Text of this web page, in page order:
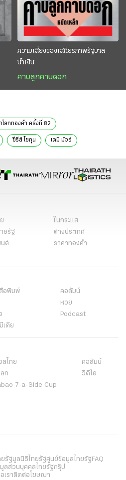
ความเสี่ยงของเสถียรภาพรัฐบาล
น้ำเงิน
คาบลูกคาบดอก
โลกทองคำ ครั้งที่ 82
ซีรีส์ โชกุน เดมี มัวร์
ฮิโรยูกิ ซานาดะ อันนะ ซาวาอิ
ในกระแส
ยรัฐ
ต่างประเทศ
ต์
ราคาทองคำ
อพิมพ์
คอลัมน์
หวย
Podcast
เดีย
ไทย
คอลัมน์
ก
วิดีโอ
7-a-Side Cup
ยรัฐมูลนิธิไทยรัฐศูนย์ข้อมูลไทยรัฐFAQ
ลส่วนบุคคลไทยรัฐกรุ๊ป
เราติดต่อโฆษณา